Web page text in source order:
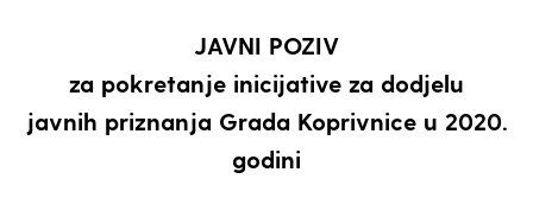
JAVNI POZIV
za pokretanje inicijative za dodjelu
javnih priznanja Grada Koprivnice u 2020.
godini